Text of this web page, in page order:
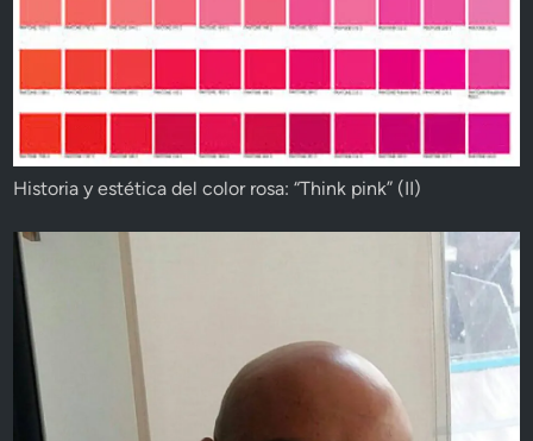
Historia y estética del color rosa: “Think pink” (II)